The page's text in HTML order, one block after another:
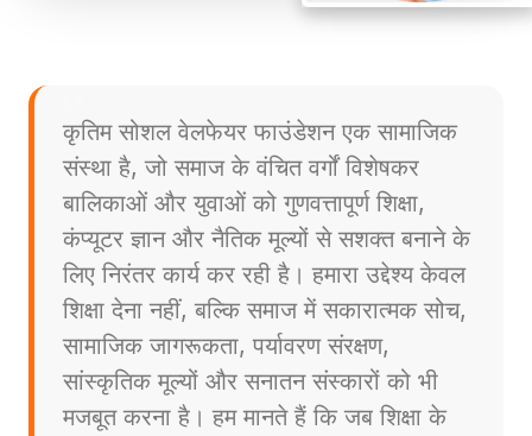
कृतिम सोशल वेलफेयर फाउंडेशन एक सामाजिक
संस्था है, जो समाज के वंचित वर्गों विशेषकर
बालिकाओं और युवाओं को गुणवत्तापूर्ण शिक्षा,
कंप्यूटर ज्ञान और नैतिक मूल्यों से सशक्त बनाने के
लिए निरंतर कार्य कर रही है। हमारा उद्देश्य केवल
शिक्षा देना नहीं, बल्कि समाज में सकारात्मक सोच,
सामाजिक जागरूकता, पर्यावरण संरक्षण,
सांस्कृतिक मूल्यों और सनातन संस्कारों को भी
मजबूत करना है। हम मानते हैं कि जब शिक्षा के